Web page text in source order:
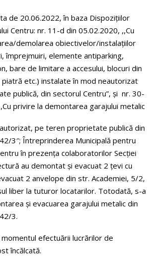
de 20.06.2022, în baza Dispozițiilor
Centru: nr. 11-d din 05.02.2020, ,,Cu
demolarea obiectivelor/instalațiilor
împrejmuiri, elemente antiparking,
bare de limitare a accesului, blocuri din
etc.) instalate în mod neautorizat
publică, din sectorul Centru”, și nr. 30-
privire la demontarea garajului metalic
pe teren proprietate publică din
3″; Întreprinderea Municipală pentru
în prezența colaboratorilor Secției
au demontat și evacuat 2 țevi cu
2 anvelope din str. Academiei, 5/2,
liber la tuturor locatarilor. Totodată, s-a
și evacuarea garajului metalic din
3.
efectuării lucrărilor de
încălcată.